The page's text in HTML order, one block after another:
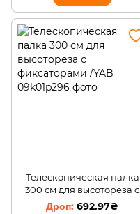
Телескопическая палка
300 см для высотореза с
фиксаторами /YAB
692.97₴